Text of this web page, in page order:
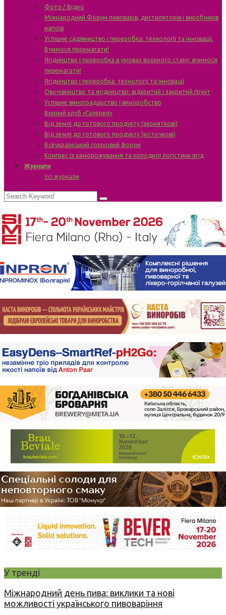
Фото / Відео
Міжнародний Форум пивоварів, дистиляторів і виробників
напоїв
Успішне садівництво і переробка: технології та інновації.
Вчимося перемагати!
Ягідництво і переробка в умовах воєнного стану: вчимося
перемагати!
Ягідництво і переробка: технології та інновації
Овочівництво та ягідництво: відкритий і закритий ґрунт
Успішне виноградарство і виноробство
Винний клуб «Галерея»
Від землі до готового продукту (зерняткові)
Від землі до готового продукту (кісточкові)
Всеукраїнський горіховий форум
Конгрес із заморожування та холодної логістики ягід
Журнали
Усі журнали
У тренді
Міжнародний день пива: виклики та нові
можливості українського пивоваріння